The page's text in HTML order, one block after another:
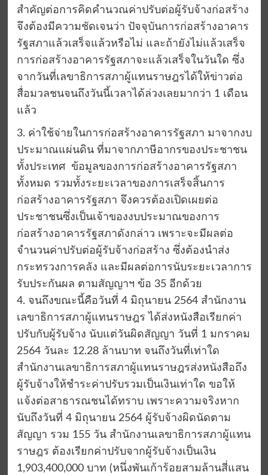
สำคัญต่อการคิดคำนวณค่าปรับต่อผู้รับจ้างก่อสร้าง
จึงต้องมีความชัดเจนว่า ปัจจุบันการก่อสร้างอาคาร
รัฐสภาแล้วเสร็จแล้วหรือไม่ และถ้ายังไม่แล้วเสร็จ
การก่อสร้างอาคารรัฐสภาจะแล้วเสร็จในวันใด ซึ่ง
จากวันที่เลขาธิการสภาผู้แทนราษฎรได้ให้ข่าวต่อ
สื่อมวลชนจนถึงวันนี้เวลาได้ล่วงเลยมากว่า 1 เดือน
แล้ว
3. ค่าใช้จ่ายในการก่อสร้างอาคารรัฐสภา มาจากงบ
ประมาณแผ่นดิน ที่มาจากภาษีอากรของประชาชน
ทั้งประเทศ ข้อมูลของการก่อสร้างอาคารรัฐสภา
ทั้งหมด รวมทั้งระยะเวลาของการเสร็จสิ้นการ
ก่อสร้างอาคารรัฐสภา จึงควรต้องเปิดเผยต่อ
ประชาชนซึ่งเป็นเจ้าของงบประมาณของการ
ก่อสร้างอาคารรัฐสภาดังกล่าว เพราะจะมีผลต่อ
จำนวนค่าปรับต่อผู้รับจ้างก่อสร้าง ซึ่งต้องนำส่ง
กระทรวงการคลัง และมีผลต่อการนับระยะเวลาการ
รับประกันผล ตามสัญญาฯ ข้อ 35 อีกด้วย
4. จนถึงขณะนี้คือวันที่ 4 มิถุนายน 2564 สำนักงาน
เลขาธิการสภาผู้แทนราษฎร ได้ส่งหนังสือเรียกค่า
ปรับกับผู้รับจ้าง นับแต่วันผิดสัญญา วันที่ 1 มกราคม
2564 วันละ 12.28 ล้านบาท จนถึงวันที่เท่าใด
สำนักงานเลขาธิการสภาผู้แทนราษฎรส่งหนังสือถึง
ผู้รับจ้างให้ชำระค่าปรับรวมเป็นเงินเท่าใด ขอให้
แจ้งต่อสาธารณชนได้ทราบ เพราะความจริงหาก
นับถึงวันที่ 4 มิถุนายน 2564 ผู้รับจ้างผิดนัดตาม
สัญญา รวม 155 วัน สำนักงานเลขาธิการสภาผู้แทน
ราษฎร ต้องเรียกค่าปรับจากผู้รับจ้างเป็นเงิน
1,903,400,000 บาท (หนึ่งพันเก้าร้อยสามล้านสี่แสน